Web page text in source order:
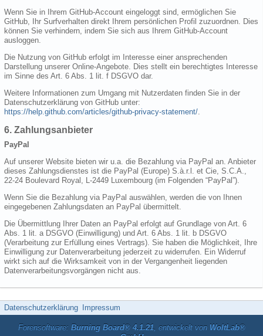
Wenn Sie in Ihrem GitHub-Account eingeloggt sind, ermöglichen Sie
GitHub, Ihr Surfverhalten direkt Ihrem persönlichen Profil zuzuordnen. Dies
können Sie verhindern, indem Sie sich aus Ihrem GitHub-Account
ausloggen.
Die Nutzung von GitHub erfolgt im Interesse einer ansprechenden
Darstellung unserer Online-Angebote. Dies stellt ein berechtigtes Interesse
im Sinne des Art. 6 Abs. 1 lit. f DSGVO dar.
Weitere Informationen zum Umgang mit Nutzerdaten finden Sie in der
Datenschutzerklärung von GitHub unter:
https://help.github.com/articles/github-privacy-statement/
6. Zahlungsanbieter
PayPal
Auf unserer Website bieten wir u.a. die Bezahlung via PayPal an. Anbieter
dieses Zahlungsdienstes ist die PayPal (Europe) S.à.r.l. et Cie, S.C.A.,
22-24 Boulevard Royal, L-2449 Luxembourg (im Folgenden “PayPal”).
Wenn Sie die Bezahlung via PayPal auswählen, werden die von Ihnen
eingegebenen Zahlungsdaten an PayPal übermittelt.
Die Übermittlung Ihrer Daten an PayPal erfolgt auf Grundlage von Art. 6
Abs. 1 lit. a DSGVO (Einwilligung) und Art. 6 Abs. 1 lit. b DSGVO
(Verarbeitung zur Erfüllung eines Vertrags). Sie haben die Möglichkeit, Ihre
Einwilligung zur Datenverarbeitung jederzeit zu widerrufen. Ein Widerruf
wirkt sich auf die Wirksamkeit von in der Vergangenheit liegenden
Datenverarbeitungsvorgängen nicht aus.
Datenschutzerklärung Impressum
Forensoftware: Burning Board® 4.1.21, entwickelt von WoltLab®